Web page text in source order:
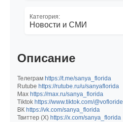
Категория:
Новости и СМИ
Описание
Телеграм https://t.me/sanya_florida
Rutube https://rutube.ru/u/sanyaflorida
Мах https://max.ru/sanya_florida
Tiktok https://www.tiktok.com/@vofloride
ВК https://vk.com/sanya_florida
Твиттер (Х) https://x.com/sanya_florida